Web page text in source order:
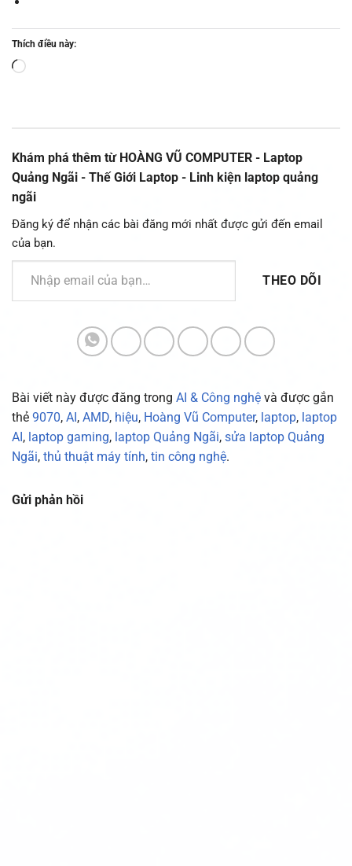
Thích điều này:
Đang
Khám phá thêm từ HOÀNG VŨ COMPUTER - Laptop
Quảng Ngãi - Thế Giới Laptop - Linh kiện laptop quảng
ngãi
Đăng ký để nhận các bài đăng mới nhất được gửi đến email
của bạn.
Nhập email của bạn…
THEO DÕI
Bài viết này được đăng trong AI & Công nghệ và được gắn
thẻ 9070, AI, AMD, hiệu, Hoàng Vũ Computer, laptop, laptop
AI, laptop gaming, laptop Quảng Ngãi, sửa laptop Quảng
Ngãi, thủ thuật máy tính, tin công nghệ.
Gửi phản hồi